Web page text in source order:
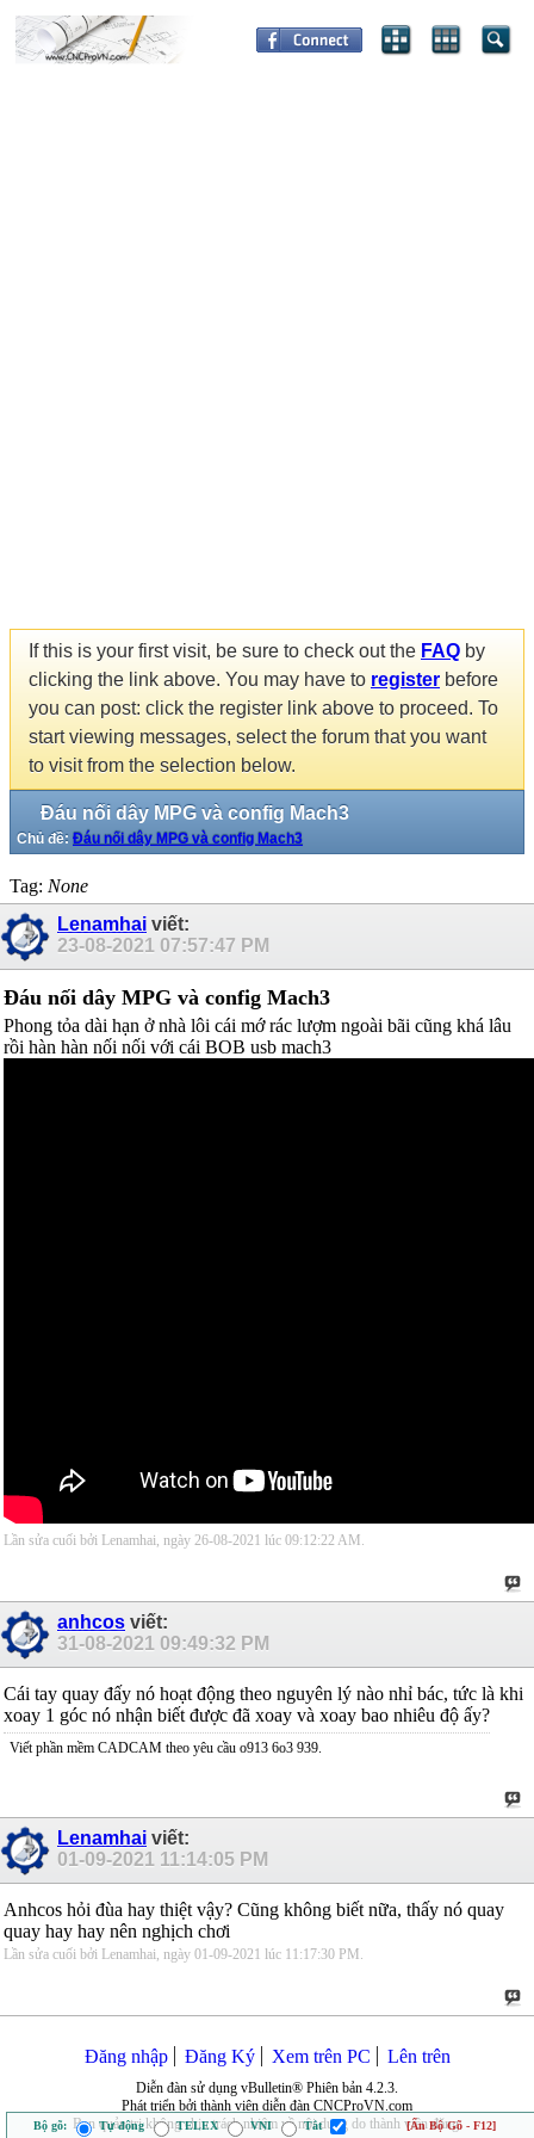
If this is your first visit, be sure to check out the FAQ by
clicking the link above. You may have to register before
you can post: click the register link above to proceed. To
start viewing messages, select the forum that you want
to visit from the selection below.
Đáu nối dây MPG và config Mach3
Chủ đề: Đáu nối dây MPG và config Mach3
Tag: None
Lenamhai viết:
23-08-2021 07:57:47 PM
Đáu nối dây MPG và config Mach3
Phong tỏa dài hạn ở nhà lôi cái mớ rác lượm ngoài bãi cũng khá lâu
rồi hàn hàn nối nối với cái BOB usb mach3
Lần sửa cuối bởi Lenamhai, ngày 26-08-2021 lúc 09:12:22 AM .
anhcos viết:
31-08-2021 09:49:32 PM
Cái tay quay đấy nó hoạt động theo nguyên lý nào nhỉ bác, tức là khi
xoay 1 góc nó nhận biết được đã xoay và xoay bao nhiêu độ ấy?
Viết phần mềm CADCAM theo yêu cầu o913 6o3 939.
Lenamhai viết:
01-09-2021 11:14:05 PM
Anhcos hỏi đùa hay thiệt vậy? Cũng không biết nữa, thấy nó quay
quay hay hay nên nghịch chơi
Lần sửa cuối bởi Lenamhai, ngày 01-09-2021 lúc 11:17:30 PM .
Đăng nhập Đăng Ký Xem trên PC Lên trên
Diễn đàn sử dụng vBulletin® Phiên bản 4.2.3.
Phát triển bởi thành viên diễn đàn CNCProVN.com
Ban quản trị không chịu trách nhiệm về nội dung do thành viên đăng.
Bộ gõ: Tự động TELEX VNI Tắt [Ẩn Bộ Gõ - F12]